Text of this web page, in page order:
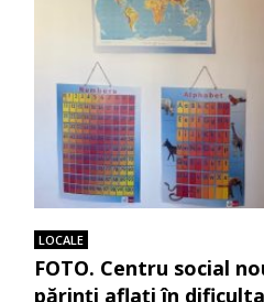
LOCALE
FOTO. Centru social
părinți aflați în